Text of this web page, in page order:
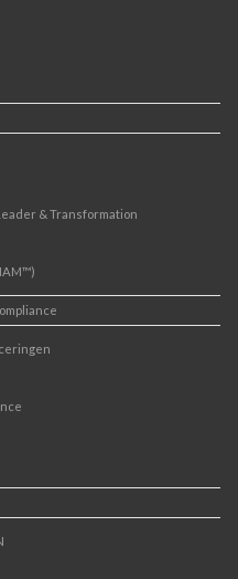
& Transformation